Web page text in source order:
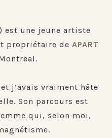
) est une jeune artiste
propriétaire de APART
j’avais vraiment hâte
Son parcours est
qui, selon moi,